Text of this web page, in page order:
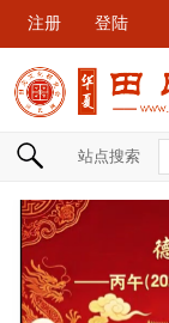
注册 登陆
站点搜索